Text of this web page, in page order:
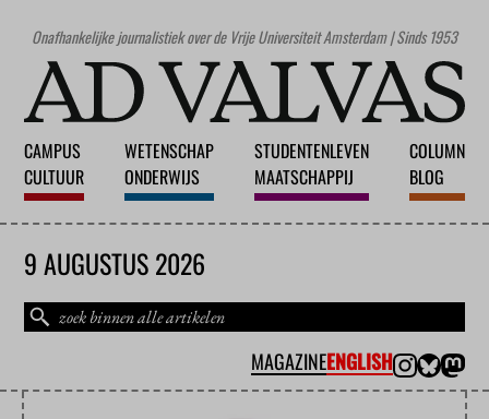
Onafhankelijke journalistiek over de Vrije Universiteit Amsterdam | Sinds 1953
CAMPUS
CULTUUR
WETENSCHAP
ONDERWIJS
STUDENTENLEVEN
MAATSCHAPPIJ
COLUMN
BLOG
9 AUGUSTUS 2026
MAGAZINEENGLISH